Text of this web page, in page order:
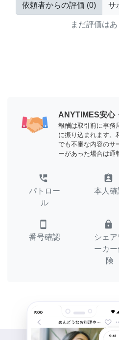
依頼者からの評価 (0) サ
まだ評価は
ANYTIMES安心
報酬は取引前に事務
に振り込まれます。
でも不審な内容のサ
ーがあった場合は通
perm_phone_msg
パトロー
ル
assignment_ind
本人確
smartphone
番号確認
lock
シェア
ーカー
険